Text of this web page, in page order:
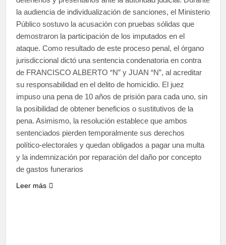
la audiencia de individualización de sanciones, el Ministerio
Público sostuvo la acusación con pruebas sólidas que
demostraron la participación de los imputados en el
ataque. Como resultado de este proceso penal, el órgano
jurisdiccional dictó una sentencia condenatoria en contra
de FRANCISCO ALBERTO “N” y JUAN “N”, al acreditar
su responsabilidad en el delito de homicidio. El juez
impuso una pena de 10 años de prisión para cada uno, sin
la posibilidad de obtener beneficios o sustitutivos de la
pena. Asimismo, la resolución establece que ambos
sentenciados pierden temporalmente sus derechos
político-electorales y quedan obligados a pagar una multa
y la indemnización por reparación del daño por concepto
de gastos funerarios
Leer más